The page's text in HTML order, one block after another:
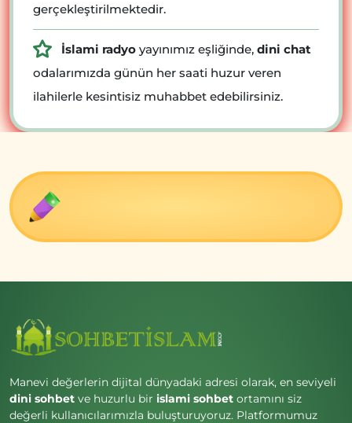
gerçekleştirilmektedir.
İslami radyo yayınımız eşliğinde, dini chat
odalarımızda günün her saati huzur veren
ilahilerle kesintisiz muhabbet edebilirsiniz.
Manevi değerlerin dijital dünyadaki adresi olarak, en seviyeli
dini sohbet ve huzurlu bir islami sohbet ortamını siz
değerli kullanıcılarımızla buluşturuyoruz. Platformumuz